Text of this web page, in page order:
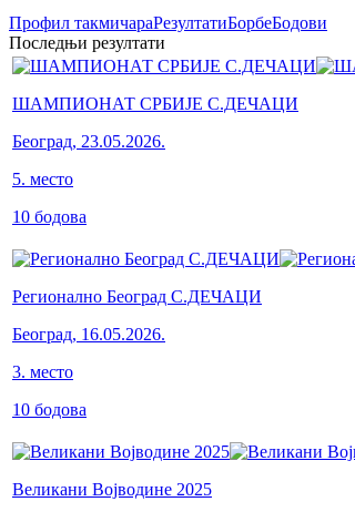
Профил такмичараРезултатиБорбеБодови
Последњи резултати
ШАМПИОНАТ СРБИЈЕ С.ДЕЧАЦИ
Београд, 23.05.2026.
5. место
10 бодова
Регионално Београд С.ДЕЧАЦИ
Београд, 16.05.2026.
3. место
10 бодова
Великани Војводине 2025